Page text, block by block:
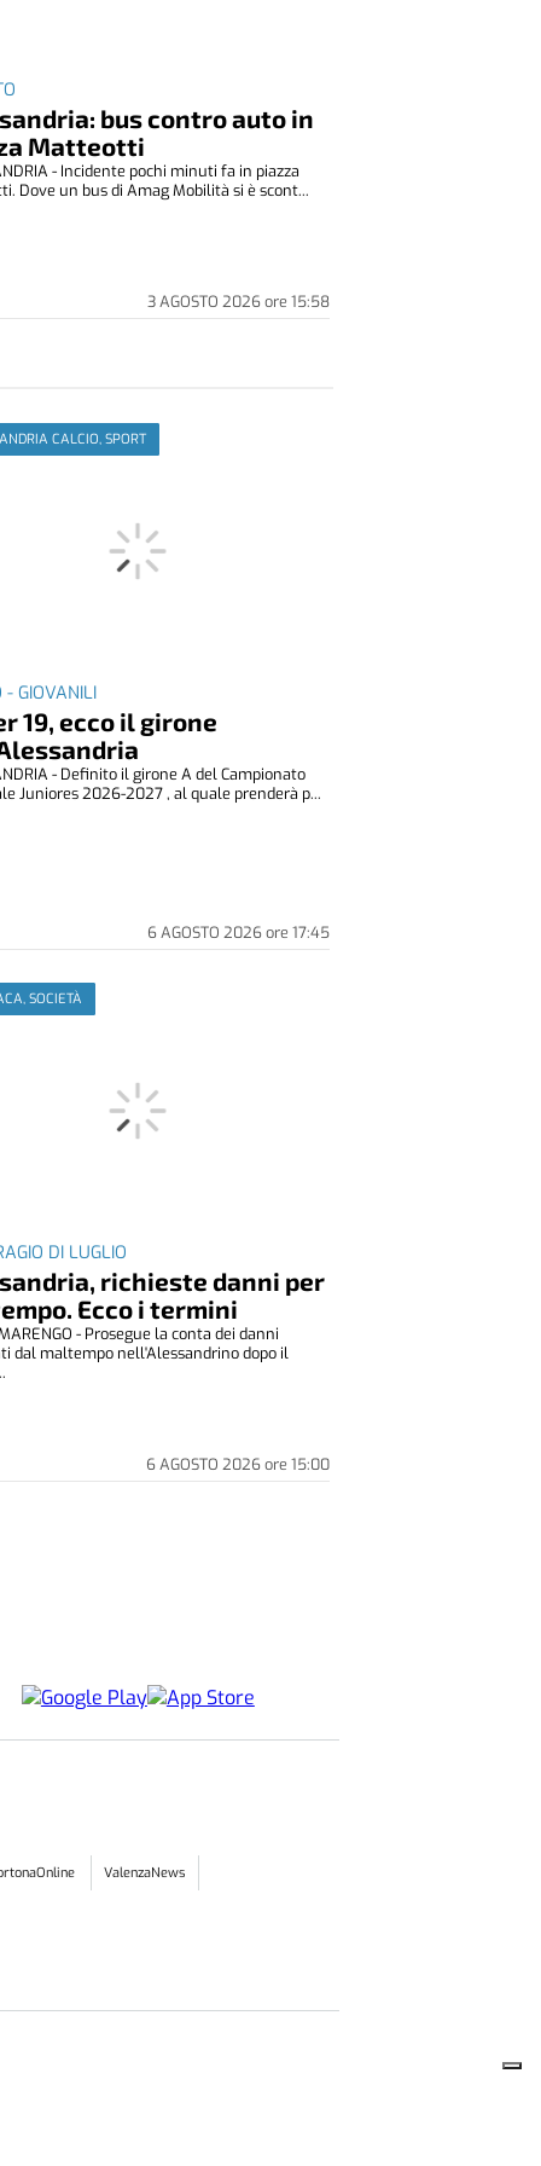
bus contro auto in
Matteotti
3 AGOSTO 2026ore 15:58
- Incidente pochi minuti fa in piazza
Dove un bus di Amag Mobilità si è scont...
CALCIO, SPORT
- GIOVANILI
19, ecco il girone
6 AGOSTO 2026ore 17:45
- Definito il girone A del Campionato
Juniores 2026-2027 , al quale prenderà p...
SOCIETÀ
DI LUGLIO
richieste danni per
Ecco i termini
6 AGOSTO 2026ore 15:00
- Prosegue la conta dei danni
dal maltempo nell'Alessandrino dopo il
ValenzaNews